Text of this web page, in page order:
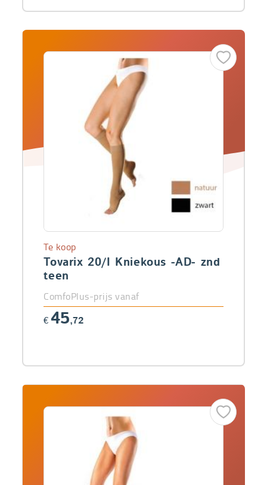
Tovarix 20/I Kniekous -AD- znd
teen
Te koop
ComfoPlus-prijs vanaf
€ 45,72